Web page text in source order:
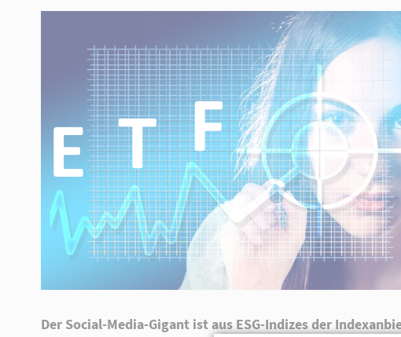
Lorem ipsum dolor sit amet,
Aenean commodo ligula eget dolor.
Aenean massa. Cum sociis natoque
penatibus et magnis dis parturient
montes, nascetur ridiculus mus. Donec
quam felis, ultricies nec.
Der Social-Media-Gigant ist aus ESG-Indizes der